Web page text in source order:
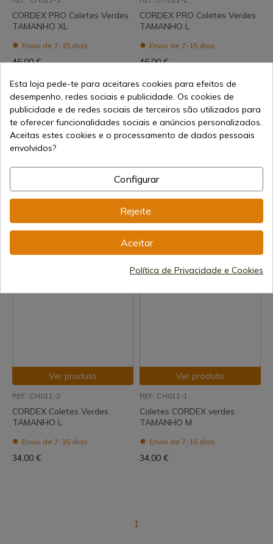
CORDEX PRO Coletes Verdes
TAMANHO XL
Envio de 7-15 dias
46,00 €
CORDEX PRO Coletes Verdes
TAMANHO L
Envio de 7-15 dias
46,00 €
REF: CH021-1
CORDEX PRO Coletes Verdes
TAMANHO M
REF: CH011-3
CORDEX PRO Coletes Laranja
TAMANHO XL
Envio de 7-15 dias
Ver produto
REF: CH011-2
CORDEX Coletes Verdes
TAMANHO L
Envio de 7-15 dias
34,00 €
Ver produto
REF: CH011-1
Coletes CORDEX verdes
TAMANHO M
Envio de 7-15 dias
34,00 €
1
Esta loja pede-te para aceitares cookies para efeitos de
desempenho, redes sociais e publicidade. Os cookies de
publicidade e de redes sociais de terceiros são utilizados para
te oferecer funcionalidades sociais e anúncios personalizados.
Aceitas estes cookies e o processamento de dados pessoais
envolvidos?
Configurar
Rejeite.
Aceitar
Política de Privacidade e Cookies